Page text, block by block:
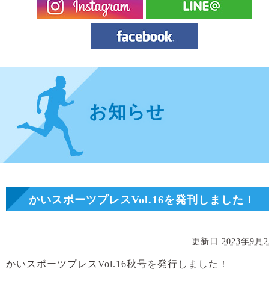
お知らせ
かいスポーツプレスVol.16を発刊しました！
更新日 2023年9月
かいスポーツプレスVol.16秋号を発行しました！